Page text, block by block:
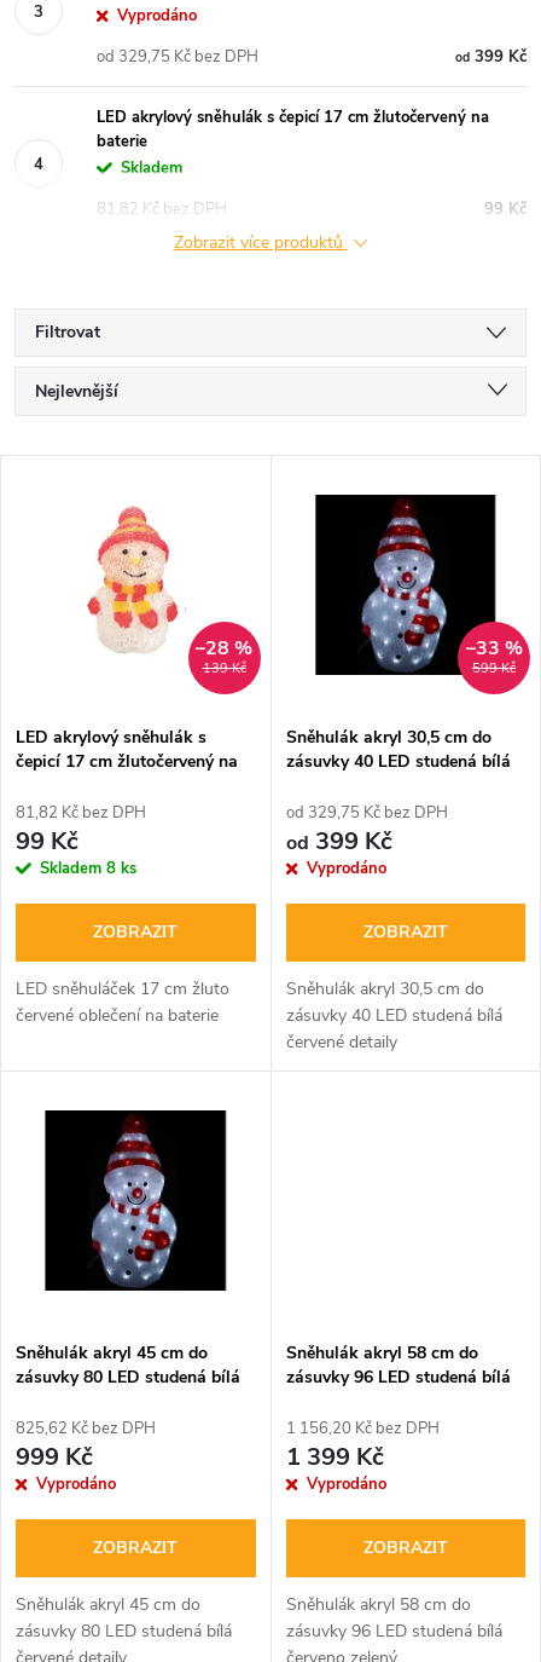
Vyprodáno
od399 Kč
od 329,75 Kč bez DPH
LED akrylový sněhulák s čepicí 17 cm žlutočervený na
baterie
Skladem
99 Kč
81,82 Kč bez DPH
Zobrazit více produktů
Filtrovat
Ř
a
p
r
o
u
k
Nejlevnější
Abecedně
s
p
r
o
d
u
k
139 Kč
–28 %
LED akrylový sněhulák s
čepicí 17 cm žlutočervený na
81,82 Kč bez DPH
99 Kč
Skladem 8 ks
ZOBRAZIT
LED sněhuláček 17 cm žluto
červené oblečení na baterie
599 Kč
–33 %
Sněhulák akryl 30,5 cm do
zásuvky 40 LED studená bílá
od 329,75 Kč bez DPH
od 399 Kč
Vyprodáno
ZOBRAZIT
Sněhulák akryl 30,5 cm do
zásuvky 40 LED studená bílá
červené detaily
Sněhulák akryl 45 cm do
zásuvky 80 LED studená bílá
825,62 Kč bez DPH
999 Kč
Vyprodáno
ZOBRAZIT
Sněhulák akryl 45 cm do
zásuvky 80 LED studená bílá
Sněhulák akryl 58 cm do
zásuvky 96 LED studená bílá
1 156,20 Kč bez DPH
1 399 Kč
Vyprodáno
ZOBRAZIT
Sněhulák akryl 58 cm do
zásuvky 96 LED studená bílá